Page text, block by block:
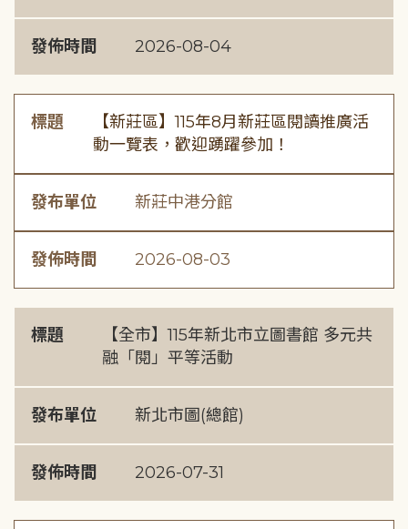
發佈時間 2026-08-04
標題
【新莊區】115年8月新莊區閱讀推廣活
動一覽表，歡迎踴躍參加！
發布單位 新莊中港分館
發佈時間 2026-08-03
標題
【全市】115年新北市立圖書館 多元共
融「閱」平等活動
發布單位 新北市圖(總館)
發佈時間 2026-07-31